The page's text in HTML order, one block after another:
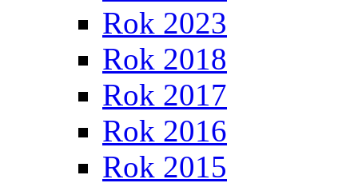
Rok 2023
Rok 2018
Rok 2017
Rok 2016
Rok 2015